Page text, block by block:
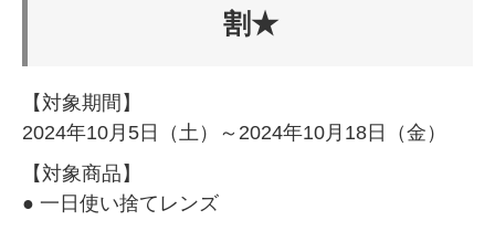
割★
【対象期間】
2024年10月5日（土）～2024年10月18日（金）
【対象商品】
● 一日使い捨てレンズ